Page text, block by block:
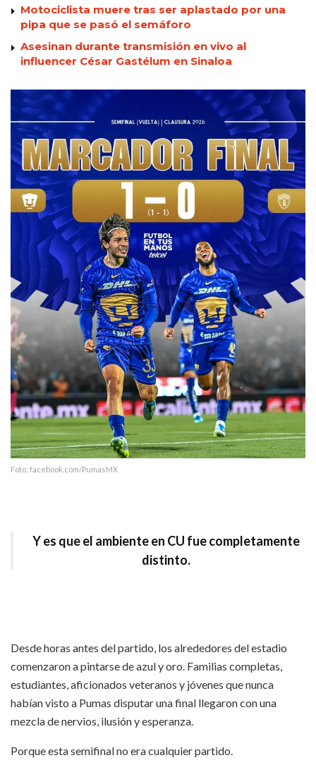
Motociclista muere tras ser aplastado por una
pipa que se pasó el semáforo
Asesinan durante transmisión en vivo al
influencer César Gastélum en Sinaloa
Foto: facebook.com/PumasMX
Y es que el ambiente en CU fue completamente
distinto.
Desde horas antes del partido, los alrededores del estadio
comenzaron a pintarse de azul y oro. Familias completas,
estudiantes, aficionados veteranos y jóvenes que nunca
habían visto a Pumas disputar una final llegaron con una
mezcla de nervios, ilusión y esperanza.
Porque esta semifinal no era cualquier partido.